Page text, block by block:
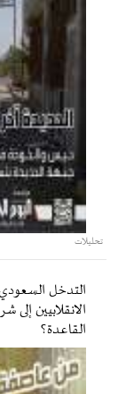
تحليلات
التدخل
الانقلابيين إلى
القاعدة؟